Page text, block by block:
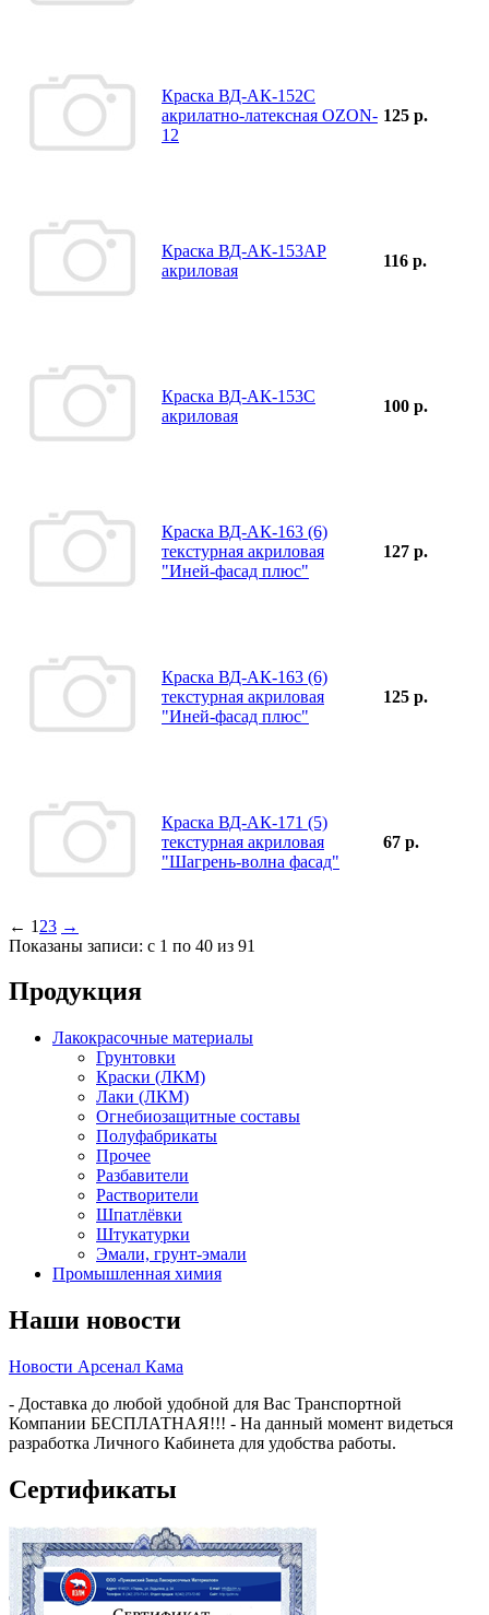
Краска ВД-АК-152С
акрилатно-латексная OZON-
12
125 р.
Краска ВД-АК-153АР
акриловая
116 р.
Краска ВД-АК-153С
акриловая
100 р.
Краска ВД-АК-163 (6)
текстурная акриловая
"Иней-фасад плюс"
127 р.
Краска ВД-АК-163 (6)
текстурная акриловая
"Иней-фасад плюс"
125 р.
Краска ВД-АК-171 (5)
текстурная акриловая
"Шагрень-волна фасад"
67 р.
← 1 23 →
Показаны записи: с 1 по 40 из 91
Продукция
Лакокрасочные материалы
Грунтовки
Краски (ЛКМ)
Лаки (ЛКМ)
Огнебиозащитные составы
Полуфабрикаты
Прочее
Разбавители
Растворители
Шпатлёвки
Штукатурки
Эмали, грунт-эмали
Промышленная химия
Наши новости
Новости Арсенал Кама
- Доставка до любой удобной для Вас Транспортной
Компании БЕСПЛАТНАЯ!!! - На данный момент видеться
разработка Личного Кабинета для удобства работы.
Сертификаты